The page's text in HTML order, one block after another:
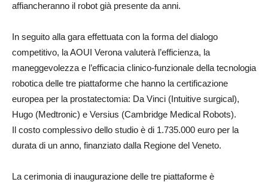
affiancheranno il robot già presente da anni.
In seguito alla gara effettuata con la forma del dialogo
competitivo, la AOUI Verona valuterà l’efficienza, la
maneggevolezza e l’efficacia clinico-funzionale della tecnologia
robotica delle tre piattaforme che hanno la certificazione
europea per la prostatectomia: Da Vinci (Intuitive surgical),
Hugo (Medtronic) e Versius (Cambridge Medical Robots).
Il costo complessivo dello studio è di 1.735.000 euro per la
durata di un anno, finanziato dalla Regione del Veneto.
La cerimonia di inaugurazione delle tre piattaforme è